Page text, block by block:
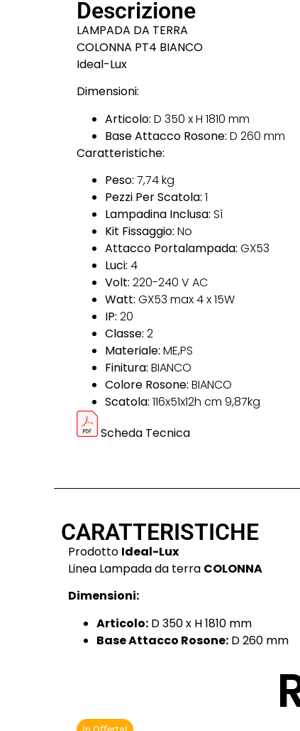
Descrizione
LAMPADA DA TERRA
COLONNA PT4 BIANCO
Ideal-Lux
Dimensioni:
Articolo: D 350 x H 1810 mm
Base Attacco Rosone: D 260 mm
Caratteristiche:
Peso: 7,74 kg
Pezzi Per Scatola: 1
Lampadina Inclusa: Sì
Kit Fissaggio: No
Attacco Portalampada: GX53
Luci: 4
Volt: 220-240 V AC
Watt: GX53 max 4 x 15W
IP: 20
Classe: 2
Materiale: ME,PS
Finitura: BIANCO
Colore Rosone: BIANCO
Scatola: 116x51x12h cm 9,87kg
Scheda Tecnica
CARATTERISTICHE
Prodotto Ideal-Lux
Linea Lampada da terra COLONNA
Dimensioni:
Articolo: D 350 x H 1810 mm
Base Attacco Rosone: D 260 mm